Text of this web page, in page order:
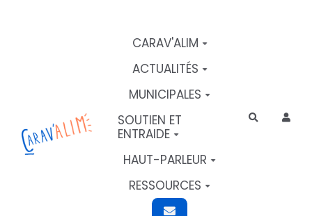
CARAV'ALIM
ACTUALITÉS
MUNICIPALES
SOUTIEN ET
ENTRAIDE
HAUT-PARLEUR
RESSOURCES
Rechercher